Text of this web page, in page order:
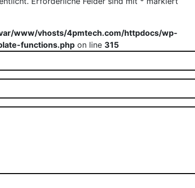
www/vhosts/4pmtech.com/httpdocs/wp-
functions.php on line 315